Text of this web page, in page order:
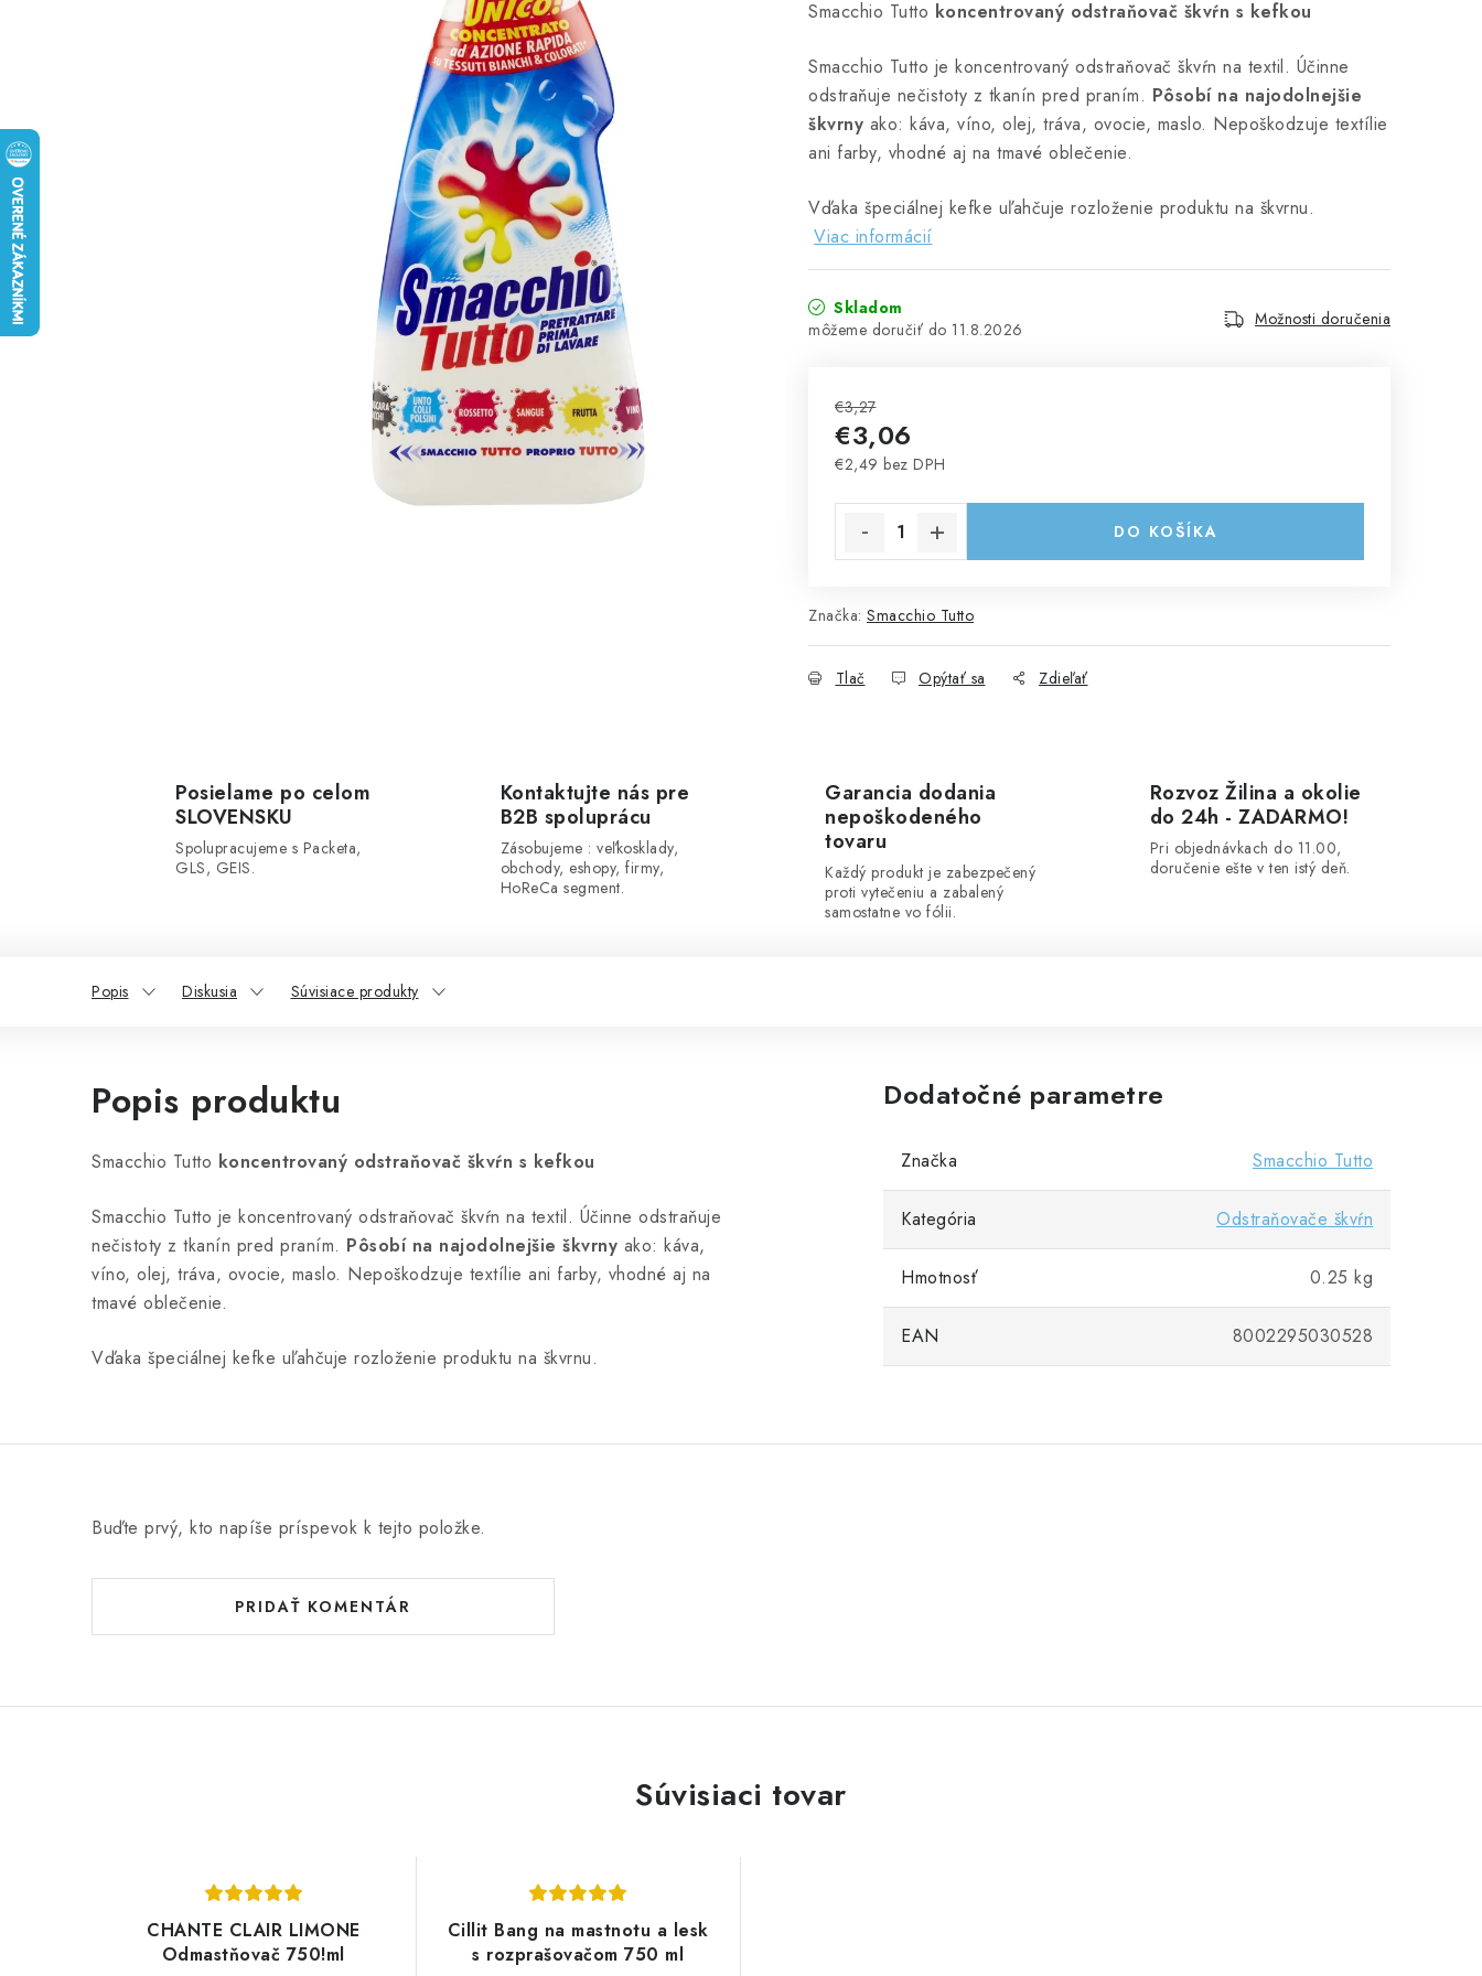
Smacchio Tutto koncentrovaný odstraňovač škvŕn s kefkou
Smacchio Tutto je koncentrovaný odstraňovač škvŕn na textil. Účinne
odstraňuje nečistoty z tkanín pred praním. Pôsobí na najodolnejšie
škvrny ako: káva, víno, olej, tráva, ovocie, maslo. Nepoškodzuje textílie
ani farby, vhodné aj na tmavé oblečenie.
Vďaka špeciálnej kefke uľahčuje rozloženie produktu na škvrnu.
Viac informácií
Skladom
11.8.2026
Možnosti doručenia
€3,27
€3,06
€2,49 bez DPH
DO KOŠÍKA
Značka: Smacchio Tutto
Tlač Opýtať sa Zdieľať
Posielame po celom
SLOVENSKU
Spolupracujeme s Packeta,
GLS, GEIS.
Kontaktujte nás pre
B2B spoluprácu
Zásobujeme : veľkosklady,
obchody, eshopy, firmy,
HoReCa segment.
Garancia dodania
nepoškodeného
tovaru
Každý produkt je zabezpečený
proti vytečeniu a zabalený
samostatne vo fólii.
Rozvoz Žilina a okolie
do 24h - ZADARMO!
Pri objednávkach do 11.00,
doručenie ešte v ten istý deň.
Popis Diskusia Súvisiace produkty
Popis produktu
Smacchio Tutto koncentrovaný odstraňovač škvŕn s kefkou
Smacchio Tutto je koncentrovaný odstraňovač škvŕn na textil. Účinne odstraňuje
nečistoty z tkanín pred praním. Pôsobí na najodolnejšie škvrny ako: káva,
víno, olej, tráva, ovocie, maslo. Nepoškodzuje textílie ani farby, vhodné aj na
tmavé oblečenie.
Vďaka špeciálnej kefke uľahčuje rozloženie produktu na škvrnu.
Dodatočné parametre
Značka Smacchio Tutto
Kategória Odstraňovače škvŕn
Hmotnosť 0.25 kg
EAN 8002295030528
Buďte prvý, kto napíše príspevok k tejto položke.
PRIDAŤ KOMENTÁR
Súvisiaci tovar
CHANTE CLAIR LIMONE
Odmastňovač 750!ml
Cillit Bang na mastnotu a lesk
s rozprašovačom 750 ml